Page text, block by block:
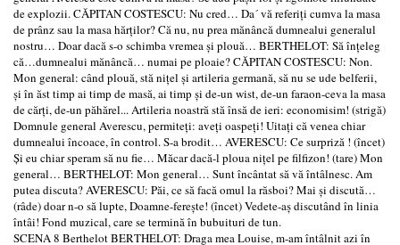
de explozii. CĂPITAN COSTESCU: Nu cred… Da´ vă referiţi cumva la masa
de prânz sau la masa hărţilor? Că nu, nu prea mănâncă dumnealui generalul
nostru… Doar dacă s-o schimba vremea şi plouă… BERTHELOT: Să înţeleg
că…dumnealui mănâncă… numai pe ploaie? CĂPITAN COSTESCU: Non.
Mon general: când plouă, stă niţel şi artileria germană, să nu se ude belferii,
şi în ăst timp ai timp de masă, ai timp şi de-un wist, de-un faraon-ceva la masa
de cărţi, de-un păhărel... Artileria noastră stă însă de ieri: economisim! (strigă)
Domnule general Averescu, permiteţi: aveţi oaspeţi! Uitaţi că venea chiar
dumnealui încoace, în control. S-a brodit… AVERESCU: Ce surpriză ! (încet)
Şi eu chiar speram să nu fie… Măcar dacă-l ploua niţel pe filfizon! (tare) Mon
general… BERTHELOT: Mon general… Sunt încântat să vă întâlnesc. Am
putea discuta? AVERESCU: Păi, ce să facă omul la răsboi? Mai şi discută…
(râde) doar n-o să lupte, Doamne-fereşte! (încet) Vedete-aş discutând în linia
întâi! Fond muzical, care se termină în bubuituri de tun.
SCENA 8 Berthelot BERTHELOT: Draga mea Louise, m-am întâlnit azi în